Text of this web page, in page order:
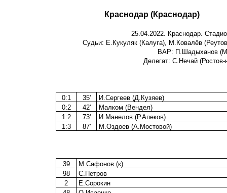
Краснодар (Краснодар)
25.04.2022. Краснодар.
Судьи: Е.Кукуляк (Калуга), М.Ковалёв
ВАР: П.Шадыханов
Делегат: С.Нечай
0:1 35'
И.Сергеев (Д.Кузяев)
0:2
42'
Малком (Вендел)
1:2
73'
И.Манелов (Р.Апеков)
1:3
87' М.Оздоев (А.Мостовой)
39
М.Сафонов (к)
98
С.Петров
2
Е.Сорокин